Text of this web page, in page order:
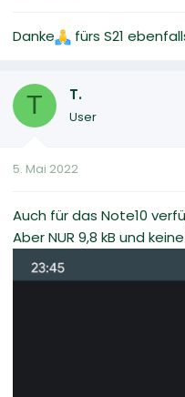
Danke fürs S21
T T.
User
5. Mai 2022
Auch für das Note10
Aber NUR 9,8 kB und